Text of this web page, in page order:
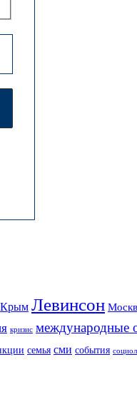
Крым Левинсон
кризис международные
семья сми события